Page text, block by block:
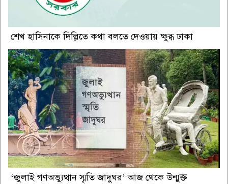
শেখ হাসিনাকে দিল্লিতে কথা বলতে দেওয়ায় ক্ষুব্ধ ঢাকা
‘জুলাই গণঅভ্যুত্থান স্মৃতি জাদুঘর’ আজ থেকে উন্মুক্ত